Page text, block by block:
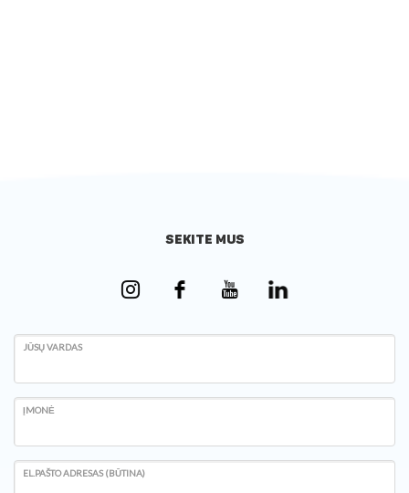
SEKITE MUS
JŪSŲ VARDAS
ĮMONĖ
EL.PAŠTO ADRESAS (BŪTINA)